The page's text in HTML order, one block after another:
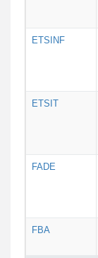
ETSINF
ETSIT
FADE
FBA